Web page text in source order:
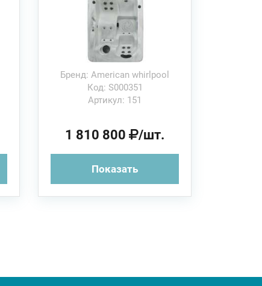
Спа бассейн
Бренд: American whirlpool
Код: S000351
Артикул: 151
1 810 800 /шт.
Показать
249х108 см